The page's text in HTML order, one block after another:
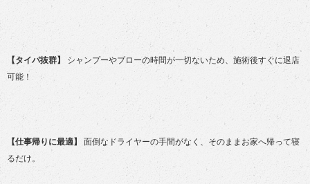
【タイパ抜群】
シャンプーやブローの時間が一切ないため、施術後すぐに退店
可能！
【仕事帰りに最適】
面倒なドライヤーの手間がなく、そのままお家へ帰って寝
るだけ。